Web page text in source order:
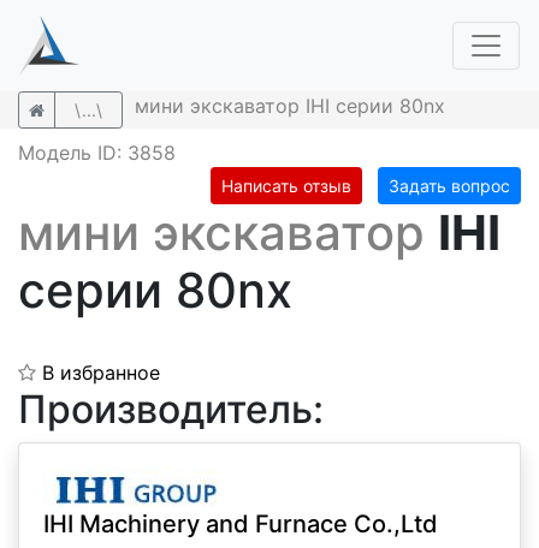
\...\
мини экскаватор IHI серии 80nx
Модель ID: 3858
Написать отзыв Задать вопрос
мини экскаватор IHI
серии 80nx
В избранное
Производитель:
IHI Machinery and Furnace Co.,Ltd